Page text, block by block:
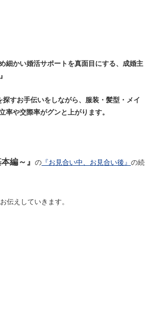
細かい婚活サポートを真面目にする、成婚主
すお手伝いをしながら、服装・髪型・メイ
や交際率がグンと上がります。
編～』 の『お見合い中、お見合い後』 の続
伝えしていきます。